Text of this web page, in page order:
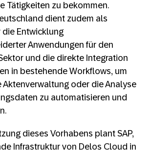
Tätigkeiten zu bekommen.
dient zudem als
die Entwicklung
Anwendungen für den
und die direkte Integration
in bestehende Workflows, um
Aktenverwaltung oder die Analyse
zu automatisieren und
dieses Vorhabens plant SAP,
Infrastruktur von Delos Cloud in